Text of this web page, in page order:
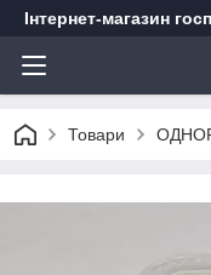
Інтернет-магазин
Товари